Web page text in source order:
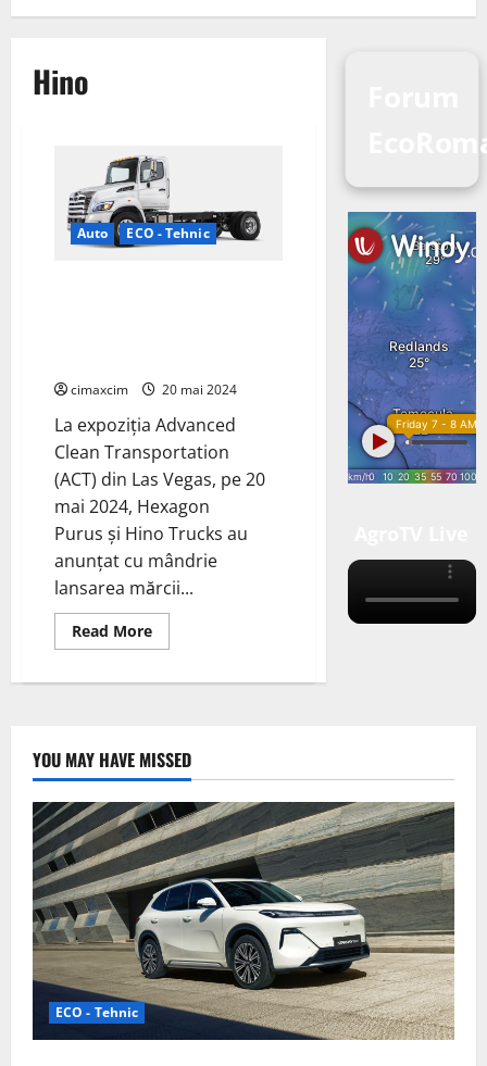
Hino
Auto ECO - Tehnic
cimaxcim 20 mai 2024
La expoziția Advanced
Clean Transportation
(ACT) din Las Vegas, pe 20
mai 2024, Hexagon
Purus și Hino Trucks au
anunțat cu mândrie
lansarea mărcii...
Read MoreRead
more
Purus
au
anunțat
cu
mândrie
lansarea
mărcii
de
camioane
cu
emisii
zero,
Tern
YOU MAY HAVE MISSED
ECO - Tehnic